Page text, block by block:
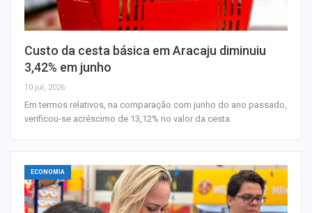
Custo da cesta básica em Aracaju diminuiu
3,42% em junho
10 jul, 2026
Em termos relativos, na comparação com junho do ano passado,
verificou-se acréscimo de 13,12% no valor da cesta
ECONOMIA